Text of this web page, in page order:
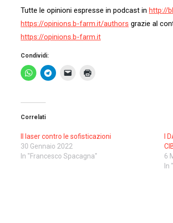
Tutte le opinioni espresse in podcast in http://
https://opinions.b-farm.it/authors grazie al
https://opinions.b-farm.it
Condividi:
Correlati
Il laser contro le sofisticazioni
30 Gennaio 2022
In "Francesco Spacagna"
I
6
In